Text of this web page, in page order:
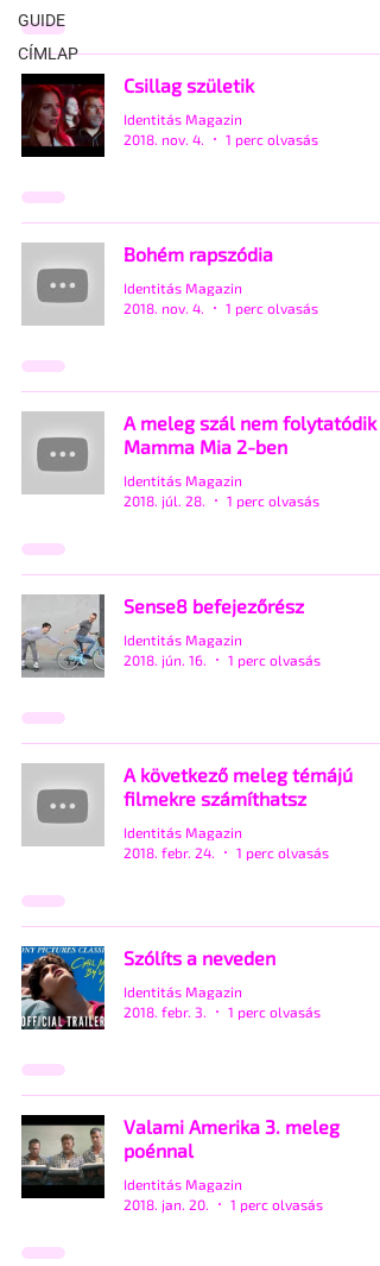
GUIDE
CÍMLAP
Csillag születik
Identitás Magazin
2018. nov. 4.
1 perc olvasás
Bohém rapszódia
Identitás Magazin
2018. nov. 4.
1 perc olvasás
A meleg szál nem folytatódik a
Mamma Mia 2-ben
Identitás Magazin
2018. júl. 28.
1 perc olvasás
Sense8 befejezőrész
Identitás Magazin
2018. jún. 16.
1 perc olvasás
A következő meleg témájú
filmekre számíthatsz
Identitás Magazin
2018. febr. 24.
1 perc olvasás
Szólíts a neveden
Identitás Magazin
2018. febr. 3.
1 perc olvasás
Valami Amerika 3. meleg
poénnal
Identitás Magazin
2018. jan. 20.
1 perc olvasás